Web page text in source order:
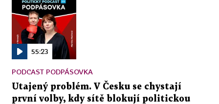
55:23
PODCAST PODPÁSOVKA
Utajený problém. V Česku se chystají
první volby, kdy sítě blokují politickou